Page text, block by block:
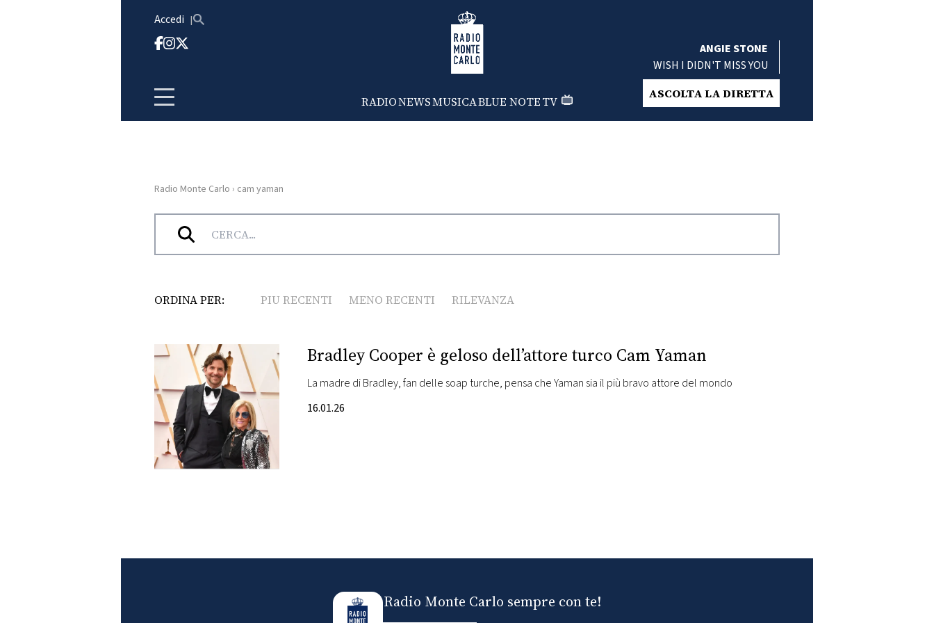
Accedi Radio Monte Carlo
RADIONEWSMUSICABLUE NOTETV
ANGIE STONE
WISH I DIDN'T MISS YOU
ASCOLTA LA DIRETTA
HOME
RADIO
NEWS
FOTO
CONCORSI
Radio Monte Carlo › cam yaman
Tag:cam yaman
ORDINA PER: PIU RECENTI MENO RECENTI RILEVANZA
Bradley Cooper è geloso dell’attore turco Cam Yaman
La madre di Bradley, fan delle soap turche, pensa che Yaman sia il più bravo attore del mondo
16.01.26
Radio Monte Carlo sempre con te!